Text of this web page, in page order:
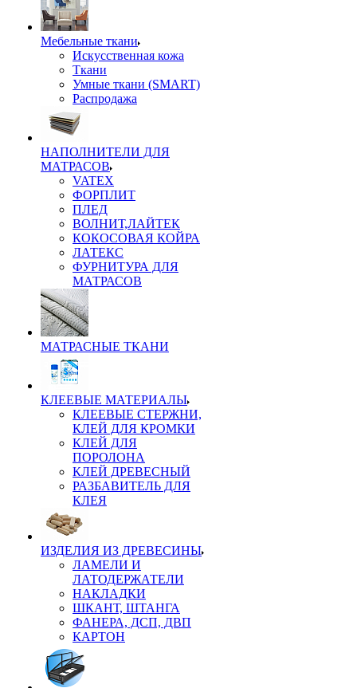
Мебельные ткани
Искусственная кожа
Ткани
Умные ткани (SMART)
Распродажа
НАПОЛНИТЕЛИ ДЛЯ
МАТРАСОВ
VATEX
ФОРПЛИТ
ПЛЕД
ВОЛНИТ,ЛАЙТЕК
КОКОСОВАЯ КОЙРА
ЛАТЕКС
ФУРНИТУРА ДЛЯ
МАТРАСОВ
МАТРАСНЫЕ ТКАНИ
КЛЕЕВЫЕ МАТЕРИАЛЫ
КЛЕЕВЫЕ СТЕРЖНИ,
КЛЕЙ ДЛЯ КРОМКИ
КЛЕЙ ДЛЯ
ПОРОЛОНА
КЛЕЙ ДРЕВЕСНЫЙ
РАЗБАВИТЕЛЬ ДЛЯ
КЛЕЯ
ИЗДЕЛИЯ ИЗ ДРЕВЕСИНЫ
ЛАМЕЛИ И
ЛАТОДЕРЖАТЕЛИ
НАКЛАДКИ
ШКАНТ, ШТАНГА
ФАНЕРА, ДСП, ДВП
КАРТОН